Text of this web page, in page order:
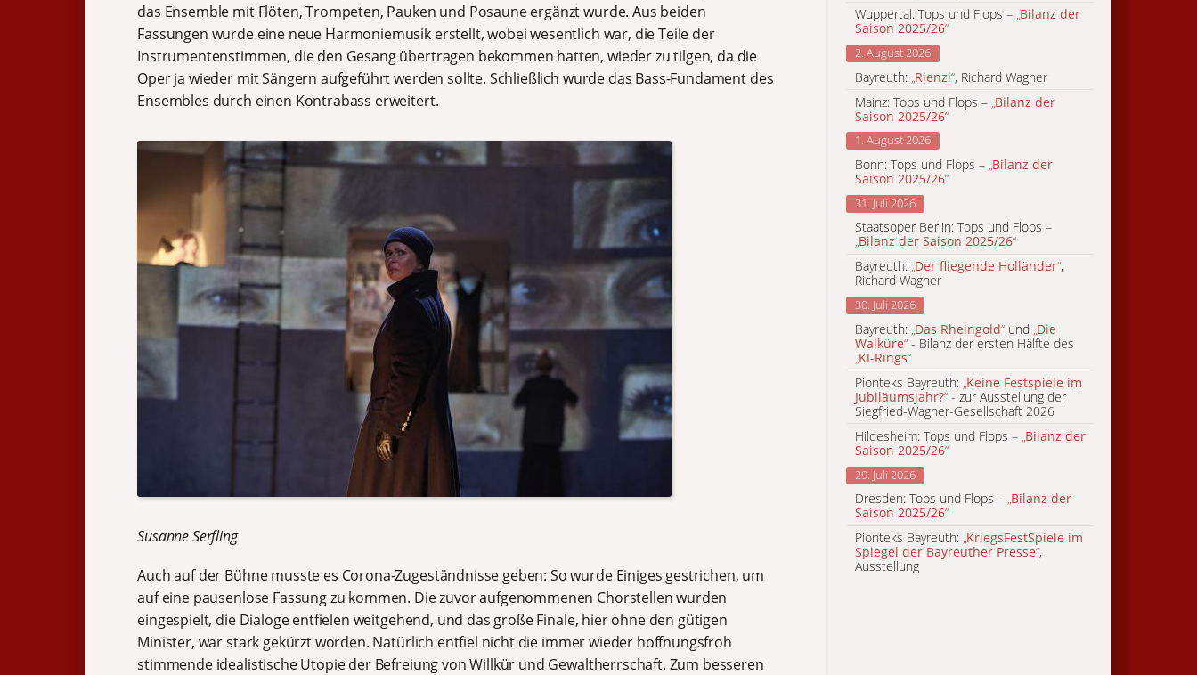
das Ensemble mit Flöten, Trompeten, Pauken und Posaune ergänzt wurde. Aus beiden
Fassungen wurde eine neue Harmoniemusik erstellt, wobei wesentlich war, die Teile der
Instrumentenstimmen, die den Gesang übertragen bekommen hatten, wieder zu tilgen, da die
Oper ja wieder mit Sängern aufgeführt werden sollte. Schließlich wurde das Bass-Fundament des
Ensembles durch einen Kontrabass erweitert.
Susanne Serfling
Auch auf der Bühne musste es Corona-Zugeständnisse geben: So wurde Einiges gestrichen, um
auf eine pausenlose Fassung zu kommen. Die zuvor aufgenommenen Chorstellen wurden
eingespielt, die Dialoge entfielen weitgehend, und das große Finale, hier ohne den gütigen
Minister, war stark gekürzt worden. Natürlich entfiel nicht die immer wieder hoffnungsfroh
stimmende idealistische Utopie der Befreiung von Willkür und Gewaltherrschaft. Zum besseren
Wuppertal: Tops und Flops – „Bilanz der
Saison 2025/26“
2. August 2026
Bayreuth: Rienzi“, Richard Wagner
Mainz: Tops und Flops – „Bilanz der
Saison 2025/26“
1. August 2026
Bonn: Tops und Flops – „Bilanz der
Saison 2025/26“
31. Juli 2026
Staatsoper Berlin: Tops und Flops –
„Bilanz der Saison 2025/26“
Bayreuth: „Der fliegende Holländer“,
Richard Wagner
30. Juli 2026
Bayreuth: Das Rheingold“ und Die
Walküre“ - Bilanz der ersten Hälfte des
KI-Rings“
Pionteks Bayreuth: Keine Festspiele im
Jubiläumsjahr?“ - zur Ausstellung der
Siegfried-Wagner-Gesellschaft 2026
Hildesheim: Tops und Flops – „Bilanz der
Saison 2025/26“
29. Juli 2026
Dresden: Tops und Flops – „Bilanz der
Saison 2025/26“
Pionteks Bayreuth: „KriegsFestSpiele im
Spiegel der Bayreuther Presse“,
Ausstellung